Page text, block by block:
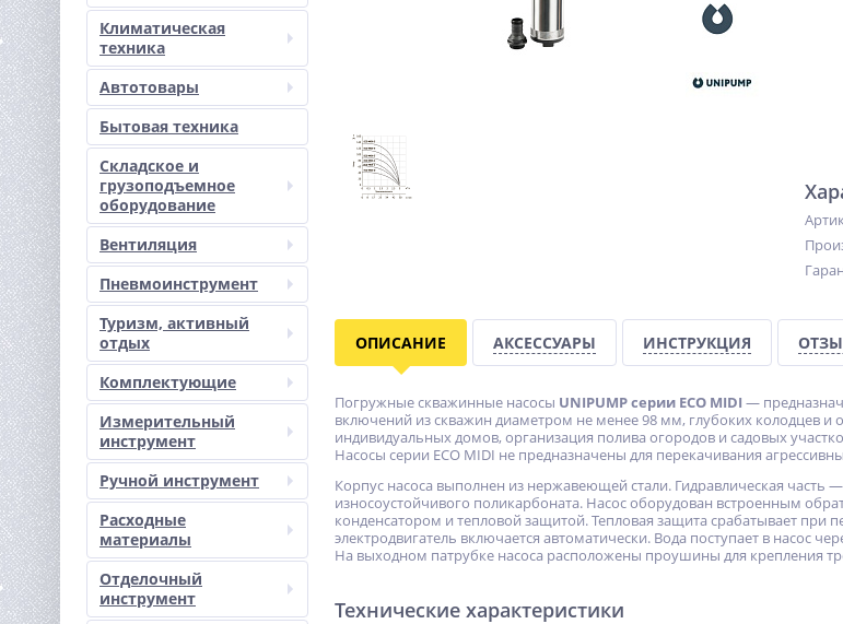
Климатическая
техника
Автотовары
Бытовая техника
Складское и
грузоподъемное
оборудование
Вентиляция
Пневмоинструмент
Туризм, активный
отдых
Комплектующие
Измерительный
инструмент
Ручной инструмент
Расходные
материалы
Отделочный
инструмент
ОПИСАНИЕ АКСЕССУАРЫ ИНСТРУКЦИЯ
Погружные скважинные насосы UNIPUMP серии ЕСО MIDI —
включений из скважин диаметром не менее 98 мм, глубоких колодцев
индивидуальных домов, организация полива огородов и садовых
Насосы серии ECO MIDI не предназначены для перекачивания
Корпус насоса выполнен из нержавеющей стали. Гидравлическая
износоустойчивого поликарбоната. Насос оборудован встроенным
конденсатором и тепловой защитой. Тепловая защита срабатывает при
электродвигатель включается автоматически. Вода поступает в насос
На выходном патрубке насоса расположены проушины для крепления
Технические характеристики